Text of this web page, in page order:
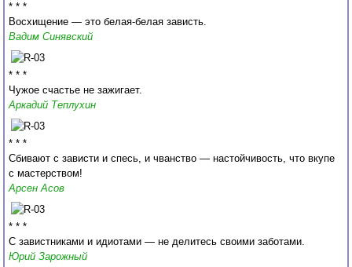
* * *
Восхищение — это белая-белая зависть.
Вадим Синявский
* * *
Чужое счастье не зажигает.
Аркадий Теплухин
* * *
Сбивают с зависти и спесь, и чванство — настойчивость, что вкупе
с мастерством!
Арсен Асов
* * *
С завистниками и идиотами — не делитесь своими заботами.
Юрий Зарожный